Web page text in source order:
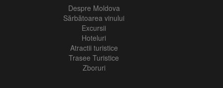
Despre Moldova
Sărbătoarea vinului
Excursii
Hoteluri
Atractii turistice
Trasee Turistice
Zboruri